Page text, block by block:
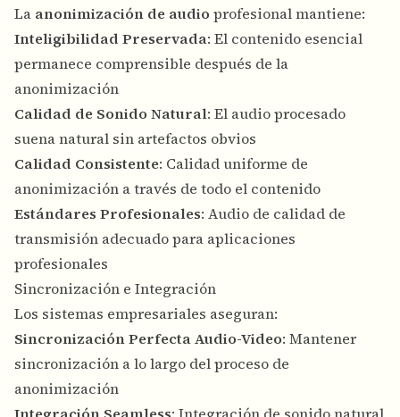
La anonimización de audio profesional mantiene:
Inteligibilidad Preservada: El contenido esencial
permanece comprensible después de la
anonimización
Calidad de Sonido Natural: El audio procesado
suena natural sin artefactos obvios
Calidad Consistente: Calidad uniforme de
anonimización a través de todo el contenido
Estándares Profesionales: Audio de calidad de
transmisión adecuado para aplicaciones
profesionales
Sincronización e Integración
Los sistemas empresariales aseguran:
Sincronización Perfecta Audio-Video: Mantener
sincronización a lo largo del proceso de
anonimización